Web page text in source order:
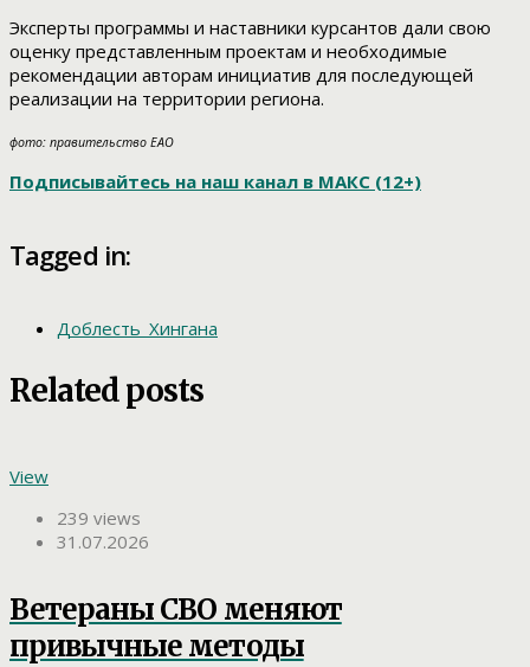
Эксперты программы и наставники курсантов дали свою
оценку представленным проектам и необходимые
рекомендации авторам инициатив для последующей
реализации на территории региона.
фото: правительство ЕАО
Подписывайтесь на наш канал в МАКС (12+)
Tagged in:
Доблесть_Хингана
Related posts
View
239 views
31.07.2026
Ветераны СВО меняют
привычные методы